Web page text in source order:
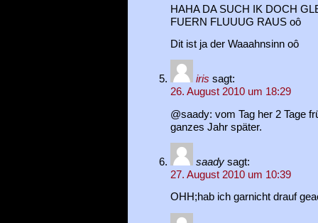
HAHA DA SUCH IK DOCH
FUERN FLUUUG RAUS oô
Dit ist ja der Waaahnsinn oô
iris sagt:
26. August 2010 um 18:29
@saady: vom Tag her 2 Tage
ganzes Jahr später.
saady sagt:
27. August 2010 um 10:39
OHH;hab ich garnicht drauf